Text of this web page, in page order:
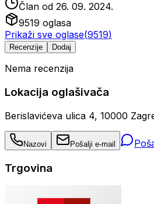
Član od 26. 09. 2024.
9519 oglasa
Prikaži sve oglase(9519)
Recenzije Dodaj
Nema recenzija
Lokacija oglašivača
Berislavićeva ulica 4, 10000
Nazovi Pošalji e-mail
Trgovina